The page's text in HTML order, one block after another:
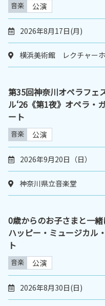
音楽 公演
2026年8月17日(月)
横浜美術館 レクチャー
第35回神奈川オペラフェ
ル‘26《第1夜》オペラ・
ート
音楽 公演
2026年9月20日（日）
神奈川県立音楽堂
0歳からのお子さまと一
ハッピー・ミュージカル
ト
音楽 公演
2026年8月30日(日)